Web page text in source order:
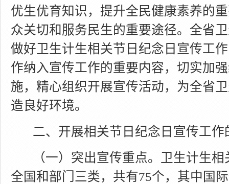
优生优育知识，提升全民健康素养的
众关切和服务民生的重要途径。全省
做好卫生计生相关节日纪念日宣传工
作纳入宣传工作的重要内容，切实加
施，精心组织开展宣传活动，为全省
造良好环境。
二、开展相关节日纪念日宣传工作
（一）突出宣传重点。
卫生计生
全国和部门三类，共有75个，其中国